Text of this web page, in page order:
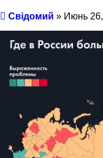
Сообщение
Свідомий » Июнь